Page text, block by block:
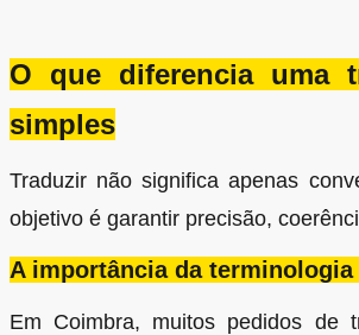
O que diferencia uma
simples
Traduzir não significa apenas
objetivo é garantir precisão,
A importância da
Em Coimbra, muitos pedidos de